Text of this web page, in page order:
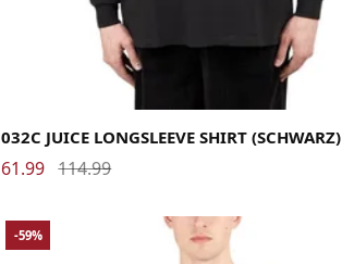
032C JUICE LONGSLEEVE SHIRT (SCHWARZ)
61.99 114.99
-59%